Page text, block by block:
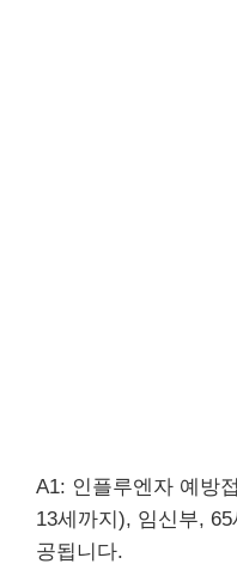
A1: 인플루엔자 예방
13세까지), 임신부,
공됩니다.